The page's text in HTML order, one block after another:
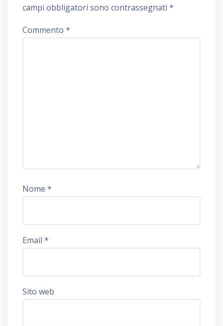
campi obbligatori sono contrassegnati *
Commento *
Nome *
Email *
Sito web